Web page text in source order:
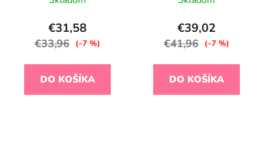
€31,58
€33,96 (–7 %)
DO KOŠÍKA
€39,02
€41,96 (–7 %)
DO KOŠÍKA